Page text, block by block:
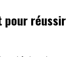
pour réussir